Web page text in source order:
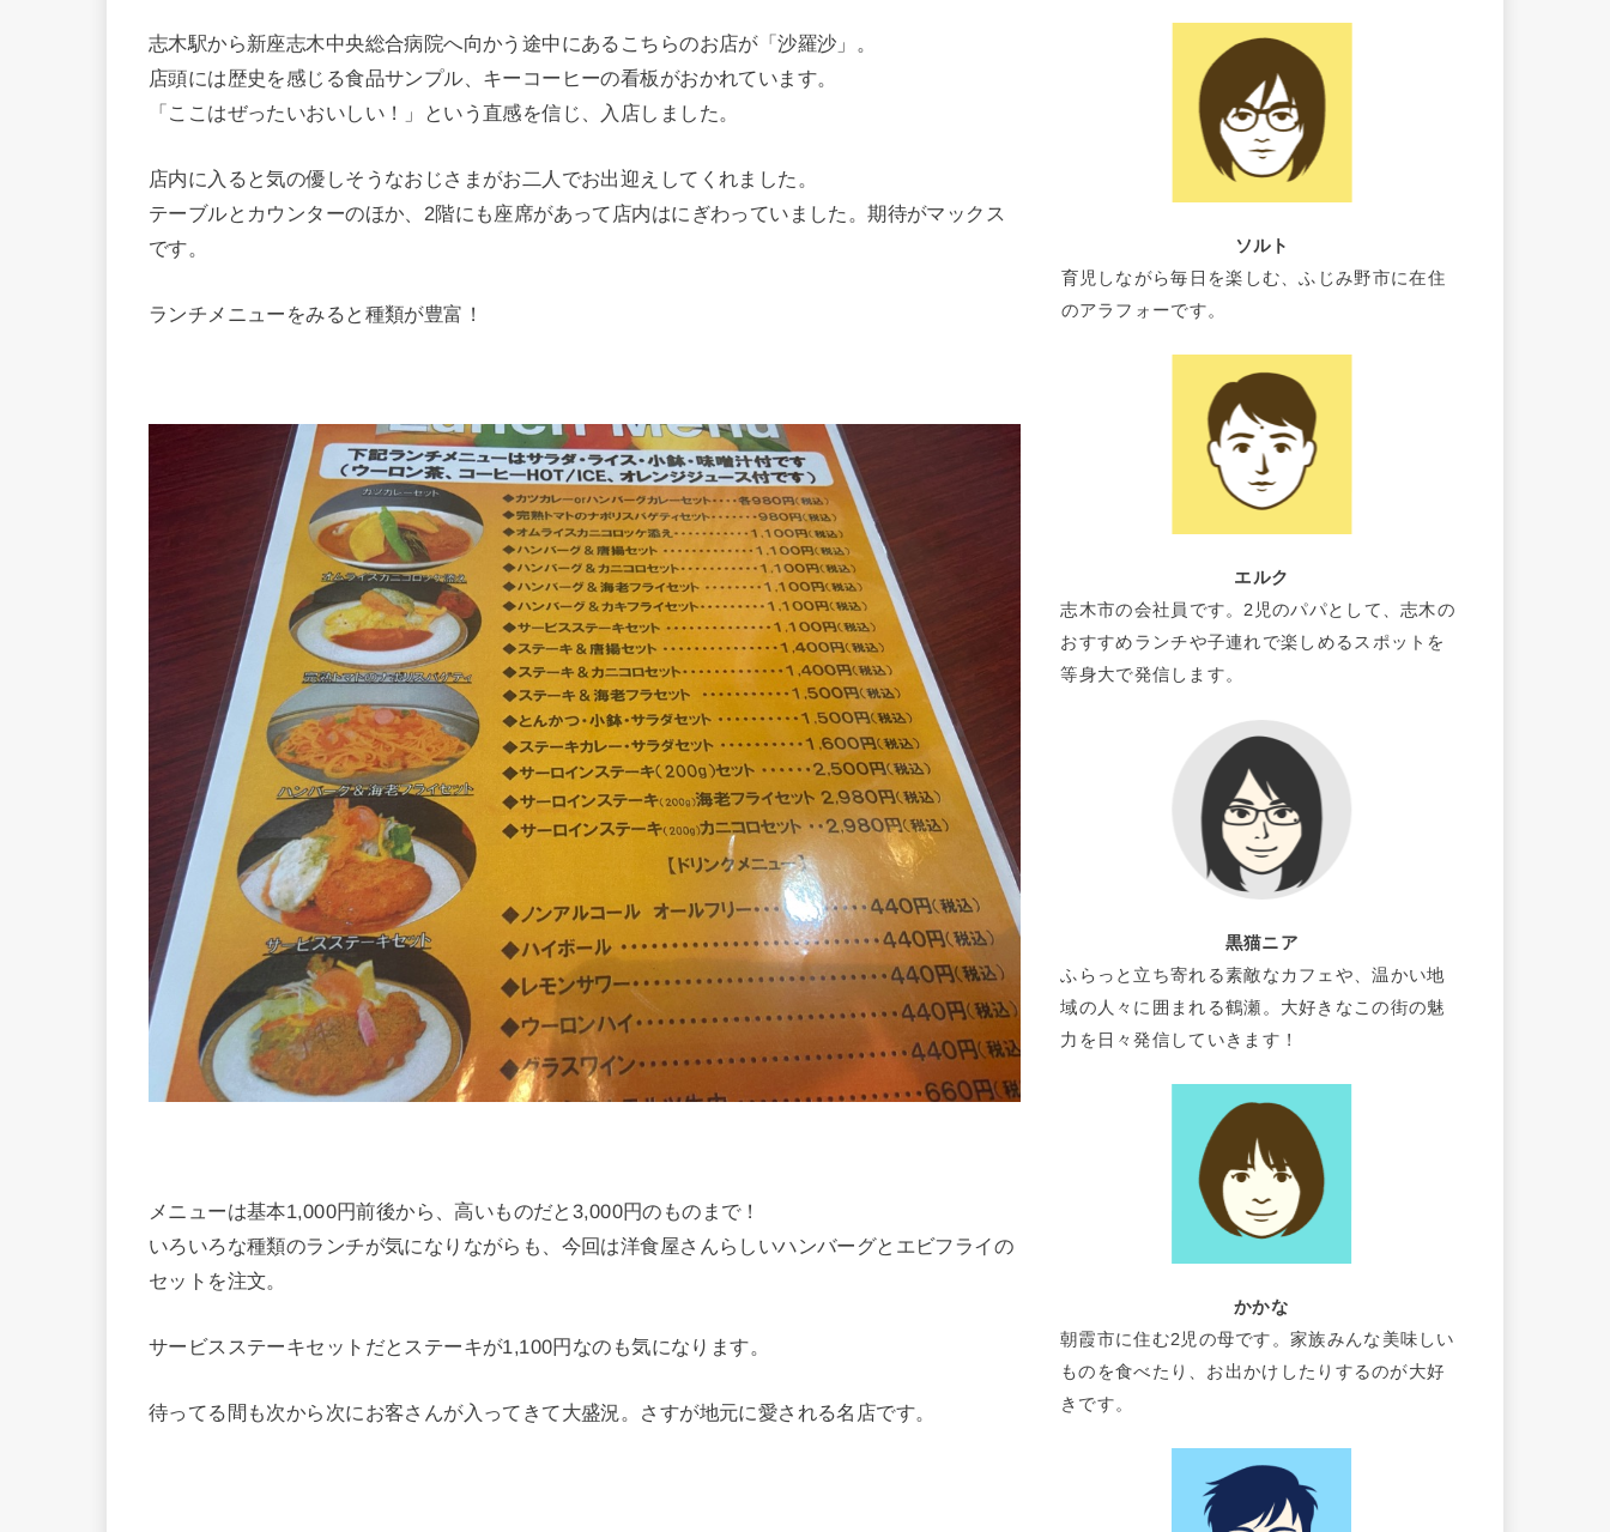
志木駅から新座志木中央総合病院へ向かう途中にあるこちらのお店が「沙羅沙」。
店頭には歴史を感じる食品サンプル、キーコーヒーの看板がおかれています。
「ここはぜったいおいしい！」という直感を信じ、入店しました。
店内に入ると気の優しそうなおじさまがお二人でお出迎えしてくれました。
テーブルとカウンターのほか、2階にも座席があって店内はにぎわっていました。期待がマックス
です。
ランチメニューをみると種類が豊富！
メニューは基本1,000円前後から、高いものだと3,000円のものまで！
いろいろな種類のランチが気になりながらも、今回は洋食屋さんらしいハンバーグとエビフライの
セットを注文。
サービスステーキセットだとステーキが1,100円なのも気になります。
待ってる間も次から次にお客さんが入ってきて大盛況。さすが地元に愛される名店です。
ソルト
育児しながら毎日を楽しむ、ふじみ野市に在住
のアラフォーです。
エルク
志木市の会社員です。2児のパパとして、志木の
おすすめランチや子連れで楽しめるスポットを
等身大で発信します。
黒猫ニア
ふらっと立ち寄れる素敵なカフェや、温かい地
域の人々に囲まれる鶴瀬。大好きなこの街の魅
力を日々発信していきます！
かかな
朝霞市に住む2児の母です。家族みんな美味しい
ものを食べたり、お出かけしたりするのが大好
きです。